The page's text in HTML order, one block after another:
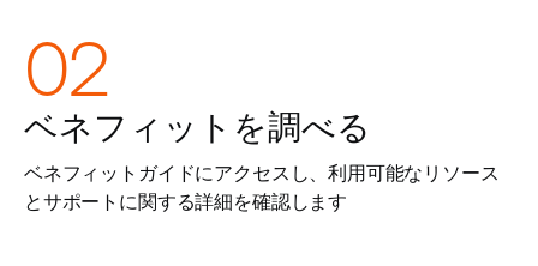
02
ベネフィットを調べる
ベネフィットガイドにアクセスし、利用可能なリソース
とサポートに関する詳細を確認します